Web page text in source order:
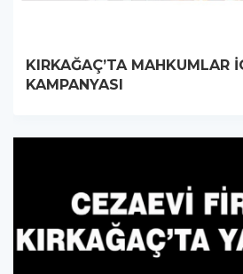
KIRKAĞAÇ’TA MAHKUMLAR
KAMPANYASI